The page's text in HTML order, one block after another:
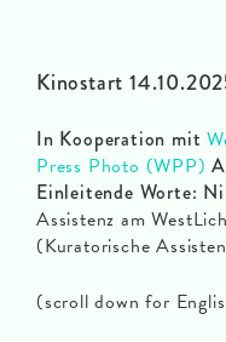
Kinostart
In Kooperation mit
Press Photo (WPP)
Einleitende Worte:
Assistenz am
(Kuratorische
(scroll down for